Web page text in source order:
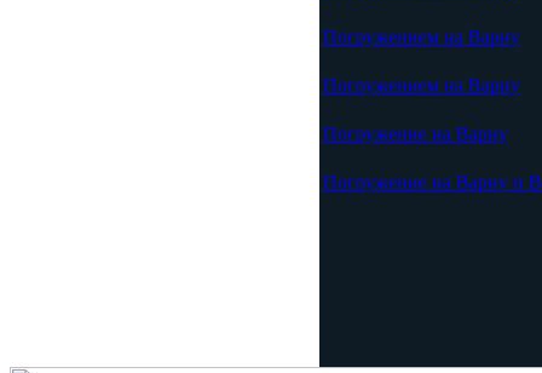
Погружением на Варну
Погружением на Варну
Погружение на Варну
Погружение на Варну и